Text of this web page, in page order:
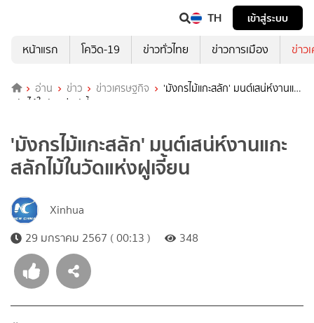
TH
เข้าสู่ระบบ
หน้าแรก
โควิด-19 ข่าวทั่วไทย ข่าวการเมือง ข่าว
อ่าน ข่าว ข่าวเศรษฐกิจ
'มังกรไม้แกะสลัก' มนต์เสน่ห์งานแกะ
สลักไม้ในวัดแห่งฝูเจี้ยน
'มังกรไม้แกะสลัก' มนต์เสน่ห์งานแกะ
สลักไม้ในวัดแห่งฝูเจี้ยน
Xinhua
29 มกราคม 2567 ( 00:13 )
348